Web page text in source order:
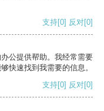
支持[0] 反对[0]
公提供帮助。我经常需要
快速找到我需要的信息。
支持[0] 反对[0]